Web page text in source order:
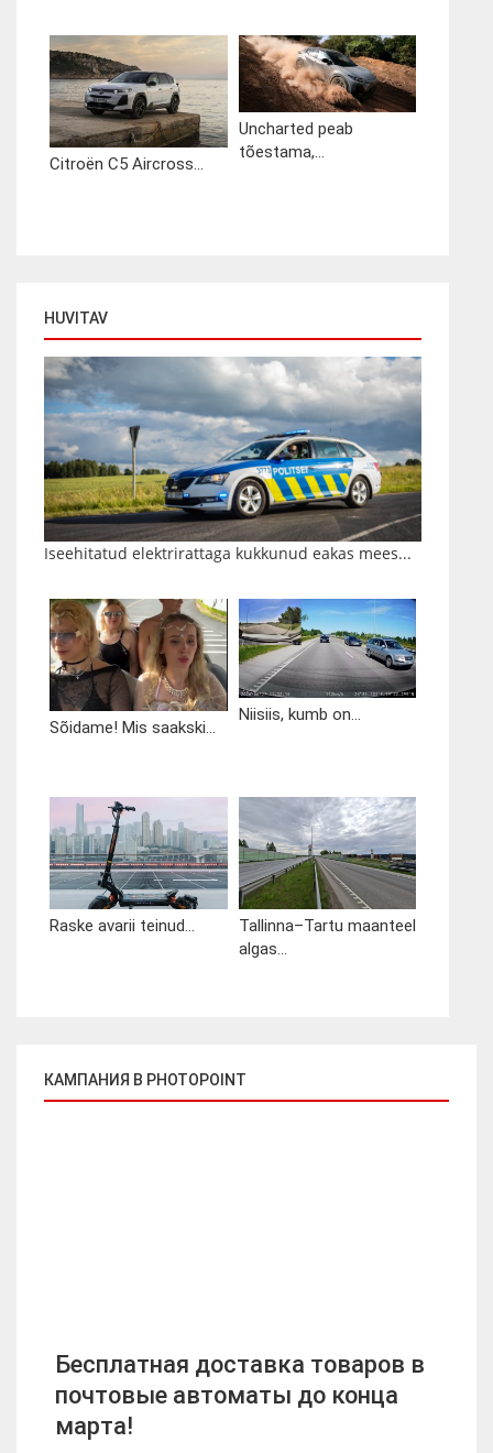
Citroën C5 Aircross...
Uncharted peab
tõestama,...
HUVITAV
Iseehitatud elektrirattaga kukkunud eakas mees...
Sõidame! Mis saakski...
Niisiis, kumb on...
Raske avarii teinud...
Tallinna–Tartu maanteel
algas...
КАМПАНИЯ В PHOTOPOINT
Бесплатная доставка товаров в
почтовые автоматы до конца
марта!